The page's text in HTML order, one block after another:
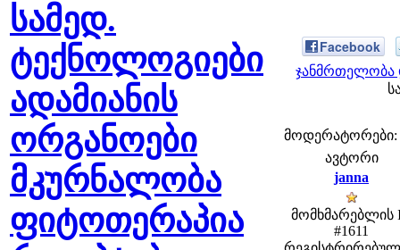
სამედ.
ტექნოლოგიები
ადამიანის
ორგანოები
მკურნალობა
ფიტოთერაპია
Facebook
ჯანმრთელობა
მოდერატორები:
ავტორი
janna
მომხმარებლის
#1611